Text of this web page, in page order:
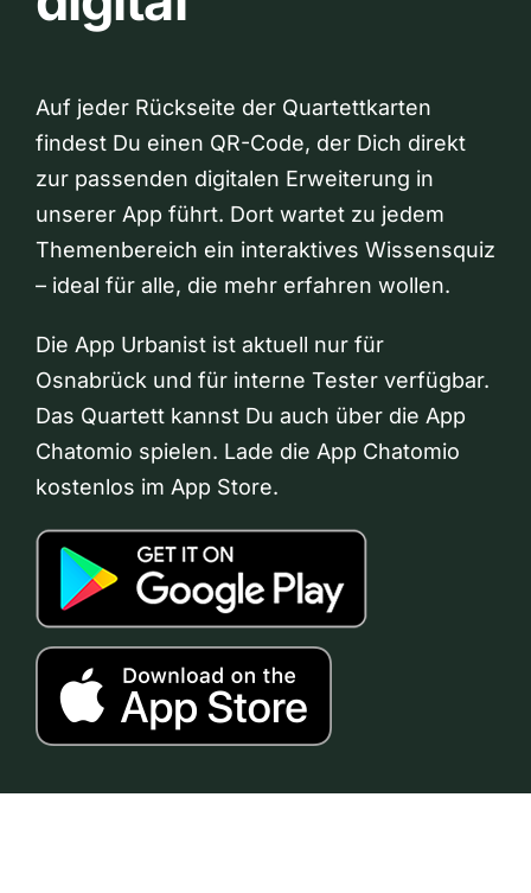
Auf jeder Rückseite der Quartettkarten
findest Du einen QR-Code, der Dich direkt
zur passenden digitalen Erweiterung in
unserer App führt. Dort wartet zu jedem
Themenbereich ein interaktives Wissensquiz
– ideal für alle, die mehr erfahren wollen.
Die App Urbanist ist aktuell nur für
Osnabrück und für interne Tester verfügbar.
Das Quartett kannst Du auch über die App
Chatomio spielen. Lade die App Chatomio
kostenlos im App Store.